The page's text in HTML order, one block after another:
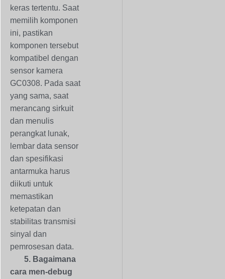
keras tertentu. Saat
memilih komponen
ini, pastikan
komponen tersebut
kompatibel dengan
sensor kamera
GC0308. Pada saat
yang sama, saat
merancang sirkuit
dan menulis
perangkat lunak,
lembar data sensor
dan spesifikasi
antarmuka harus
diikuti untuk
memastikan
ketepatan dan
stabilitas transmisi
sinyal dan
pemrosesan data.
5. Bagaimana
cara men-debug